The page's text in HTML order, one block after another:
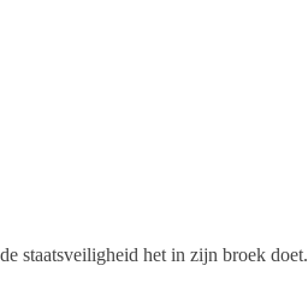
staatsveiligheid het in zijn broek doet.